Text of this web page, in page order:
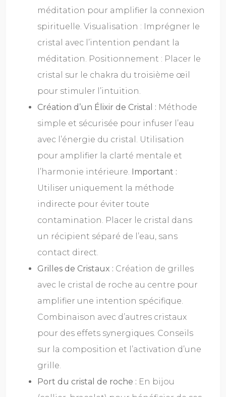
méditation pour amplifier la connexion
spirituelle. Visualisation : Imprégner le
cristal avec l’intention pendant la
méditation. Positionnement : Placer le
cristal sur le chakra du troisième œil
pour stimuler l’intuition.
Création d’un Élixir de Cristal : Méthode
simple et sécurisée pour infuser l’eau
avec l’énergie du cristal. Utilisation
pour amplifier la clarté mentale et
l’harmonie intérieure. Important :
Utiliser uniquement la méthode
indirecte pour éviter toute
contamination. Placer le cristal dans
un récipient séparé de l’eau, sans
contact direct.
Grilles de Cristaux : Création de grilles
avec le cristal de roche au centre pour
amplifier une intention spécifique.
Combinaison avec d’autres cristaux
pour des effets synergiques. Conseils
sur la composition et l’activation d’une
grille.
Port du cristal de roche : En bijou